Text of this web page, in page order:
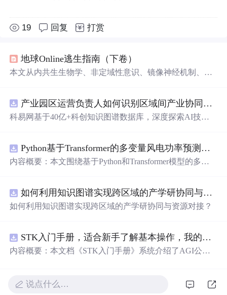
19 回复 打赏
地球Online逃生指南（下卷）
本文从内共生生物学、非定域性意识、镜像神经机制、悲
同的底层物理与信息动力学必然。结合耗散结构、量子真
空、全息投影等前沿概念，构建了慈悲作为文明级自组织
产业园区运营负责人如何识别区域间产业协同机会？.docx
科易网基于40亿+科创知识图谱数据库，深度探索AI技术
新领域的AI+数智化解决方案，推动科技创新与产业创新
智能化发展。
Python基于Transformer的多变量风电功率预测研究
内容概要：本文围绕基于Python和Transformer模型的多变
温度、湿度等多种气象及运行变量作为输入特征，构建高
精度预测模型。为进一步提升预测的稳健性与可靠性，研
计能力。该技术是机器学习与新能源领域深度融合的典型
应用，旨在提高风电并网的稳定性与电网调度的科学性。;
适合人群：具备Python编程基础，熟悉主流深度学习框架
事新能源发电预测、电力系统调度、智能电网优化等相关
工作的技术人员。; 使用场景及目标：①应用于风电场实际
如何利用知识图谱实现跨区域的产学研协同与资源对接？.docx
如何利用知识图谱实现跨区域的产学研协同与资源对接？
STK入门手册，适合新手了解基本操作，我的主页还有进阶教程
内容概要：本文档《STK入门手册》系统介绍了AGI公司
星、航天器、设施、传感器等）的创建与属性定义，以及
说点什么…